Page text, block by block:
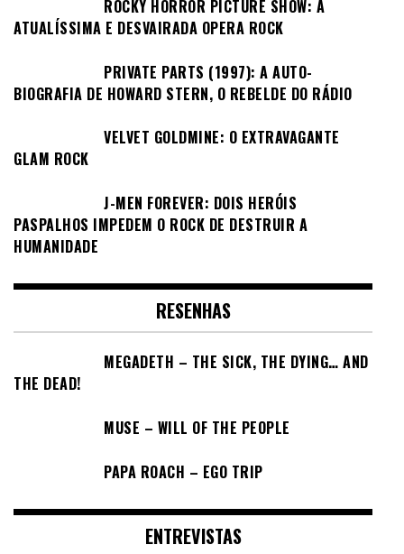
ROCKY HORROR PICTURE SHOW: A
ATUALÍSSIMA E DESVAIRADA OPERA ROCK
PRIVATE PARTS (1997): A AUTO-
BIOGRAFIA DE HOWARD STERN, O REBELDE DO RÁDIO
VELVET GOLDMINE: O EXTRAVAGANTE
GLAM ROCK
J-MEN FOREVER: DOIS HERÓIS
PASPALHOS IMPEDEM O ROCK DE DESTRUIR A
HUMANIDADE
RESENHAS
MEGADETH – THE SICK, THE DYING… AND
THE DEAD!
MUSE – WILL OF THE PEOPLE
PAPA ROACH – EGO TRIP
ENTREVISTAS